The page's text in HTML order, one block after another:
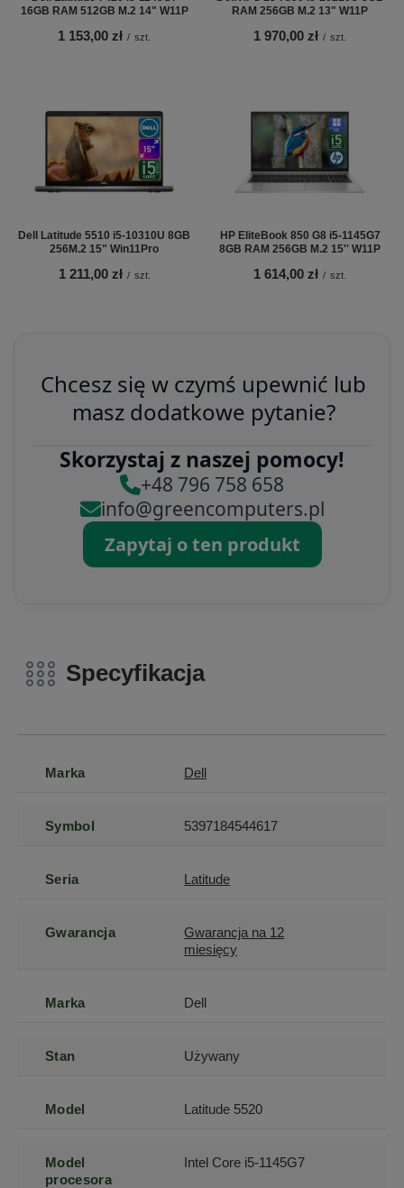
16GB RAM 512GB M.2 14" W11P
1 153,00 zł / szt.
RAM 256GB M.2 13" W11P
1 970,00 zł / szt.
Dell Latitude 5510 i5-10310U 8GB
256M.2 15" Win11Pro
1 211,00 zł / szt.
HP EliteBook 850 G8 i5-1145G7
8GB RAM 256GB M.2 15'' W11P
1 614,00 zł / szt.
Chcesz się w czymś upewnić lub
masz dodatkowe pytanie?
Skorzystaj z naszej pomocy!
+48 796 758 658
info@greencomputers.pl
Zapytaj o ten produkt
Specyfikacja
Marka Dell
Symbol 5397184544617
Seria Latitude
Gwarancja
Gwarancja na 12
miesięcy
Marka Dell
Stan Używany
Model Latitude 5520
Model
procesora
Intel Core i5-1145G7